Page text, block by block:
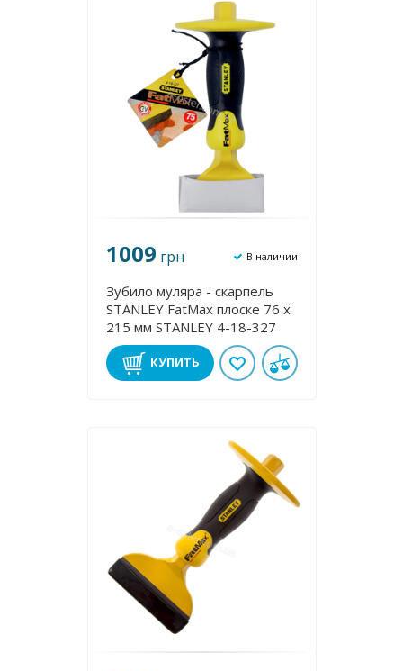
1009 грн В наличии
Зубило муляра - скарпель
STANLEY FatMax плоске 76 х
215 мм STANLEY 4-18-327
КУПИТЬ